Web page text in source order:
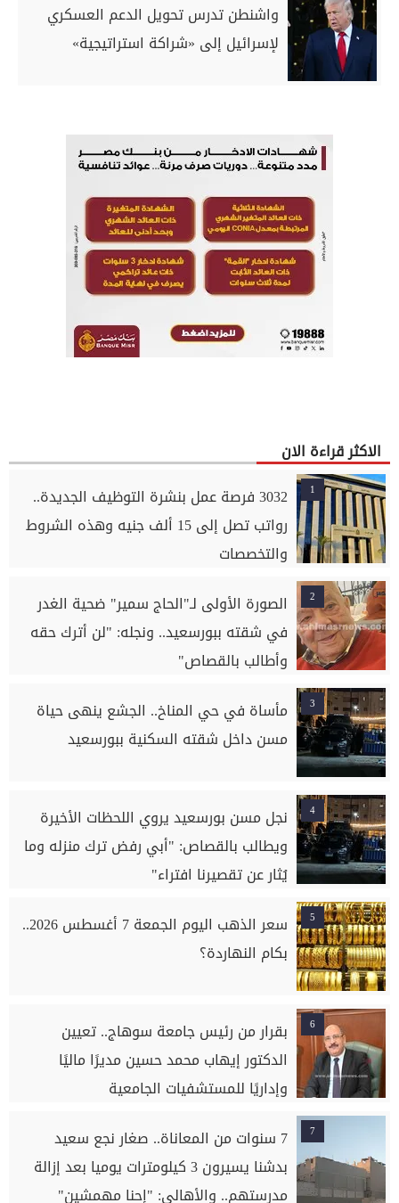
واشنطن تدرس تحويل الدعم العسكري
لإسرائيل إلى «شراكة استراتيجية»
الاكثر قراءة الان
1
3032 فرصة عمل بنشرة التوظيف الجديدة..
رواتب تصل إلى 15 ألف جنيه وهذه الشروط
والتخصصات
2
الصورة الأولى لـ"الحاج سمير" ضحية الغدر
في شقته ببورسعيد.. ونجله: "لن أترك حقه
وأطالب بالقصاص"
3
مأساة في حي المناخ.. الجشع ينهى حياة
مسن داخل شقته السكنية ببورسعيد
4
نجل مسن بورسعيد يروي اللحظات الأخيرة
ويطالب بالقصاص: "أبي رفض ترك منزله وما
يُثار عن تقصيرنا افتراء"
5
سعر الذهب اليوم الجمعة 7 أغسطس 2026..
بكام النهاردة؟
6
بقرار من رئيس جامعة سوهاج.. تعيين
الدكتور إيهاب محمد حسين مديرًا ماليًا
وإداريًا للمستشفيات الجامعية
7
7 سنوات من المعاناة.. صغار نجع سعيد
بدشنا يسيرون 3 كيلومترات يوميا بعد إزالة
مدرستهم.. والأهالي: "إحنا مهمشين"